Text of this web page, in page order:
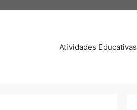
Atividades Educativas